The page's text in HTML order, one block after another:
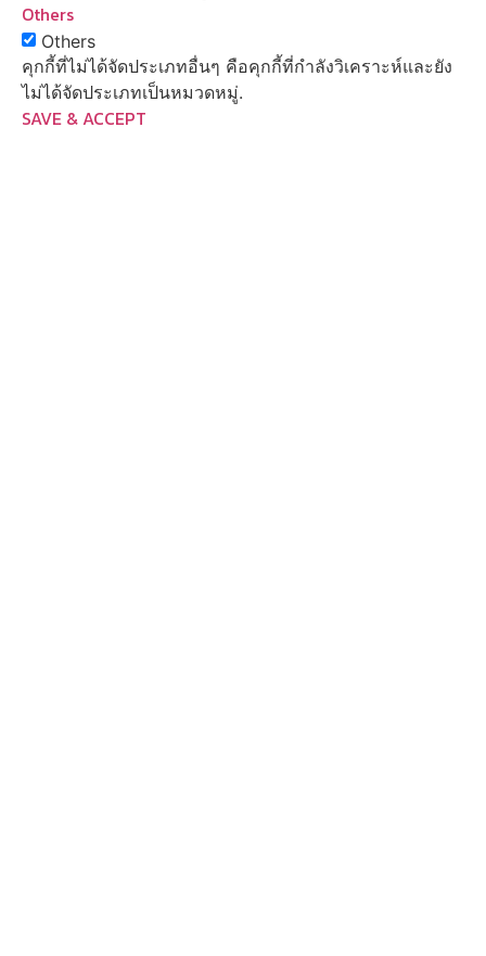
Others
Others
คุกกี้ที่ไม่ได้จัดประเภทอื่นๆ คือคุกกี้ที่กำลังวิเคราะห์และยัง
ไม่ได้จัดประเภทเป็นหมวดหมู่.
SAVE & ACCEPT